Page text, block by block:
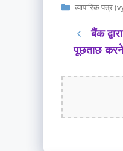
Categories
व्यापारिक पत्र
बैंक
पूछताछ